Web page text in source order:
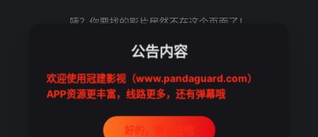
咦？你要找的影片居然不在这个页面了！
返回 冠建影视-免费高清电影热播电视剧全集在
线观看
公告内容
欢迎使用冠建影视（www.pandaguard.com）
APP资源更丰富，线路更多，还有弹幕哦
好的，我记住啦